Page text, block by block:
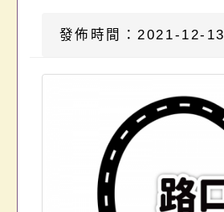
發佈時間：2021-12-13